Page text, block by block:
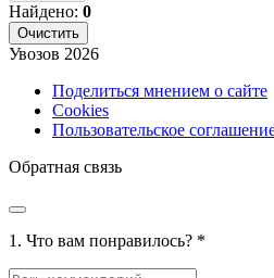
Найдено: 0
Очистить
Увозов 2026
Поделиться мнением о сайте
Cookies
Пользовательское
Обратная связь
1. Что вам понравилось? *